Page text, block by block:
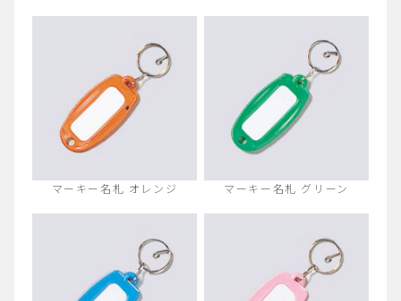
マーキー名札 オレンジ マーキー名札 グリーン